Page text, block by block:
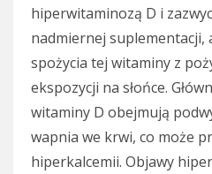
hiperwitaminozą D i
nadmiernej suplementacji,
spożycia tej witaminy z
ekspozycji na słońce.
witaminy D obejmują
wapnia we krwi, co może
hiperkalcemii. Objawy